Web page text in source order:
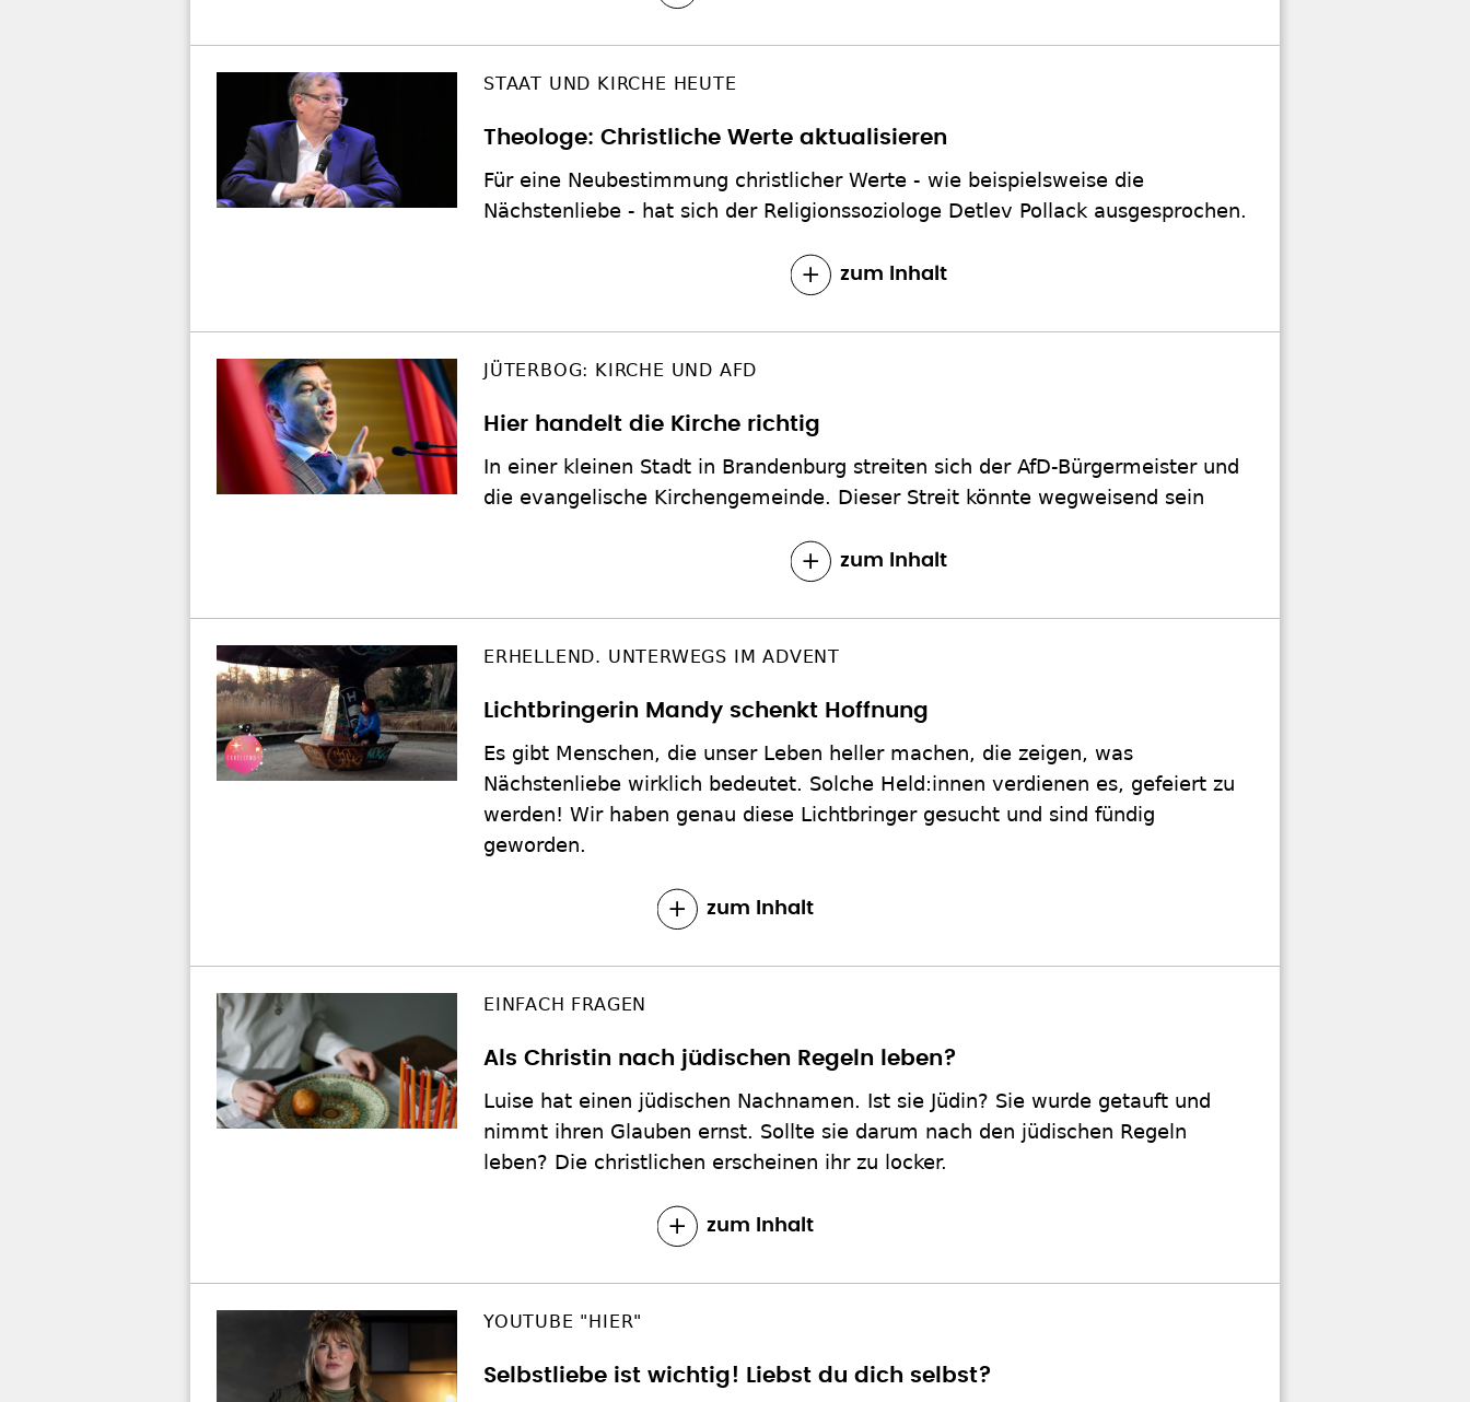
STAAT UND KIRCHE HEUTE
Theologe: Christliche Werte aktualisieren
Für eine Neubestimmung christlicher Werte - wie beispielsweise die
Nächstenliebe - hat sich der Religionssoziologe Detlev Pollack ausgesprochen.
zum Inhalt
JÜTERBOG: KIRCHE UND AFD
Hier handelt die Kirche richtig
In einer kleinen Stadt in Brandenburg streiten sich der AfD-Bürgermeister und
die evangelische Kirchengemeinde. Dieser Streit könnte wegweisend sein
zum Inhalt
ERHELLEND. UNTERWEGS IM ADVENT
Lichtbringerin Mandy schenkt Hoffnung
Es gibt Menschen, die unser Leben heller machen, die zeigen, was
Nächstenliebe wirklich bedeutet. Solche Held:innen verdienen es, gefeiert zu
werden! Wir haben genau diese Lichtbringer gesucht und sind fündig
geworden.
zum Inhalt
EINFACH FRAGEN
Als Christin nach jüdischen Regeln leben?
Luise hat einen jüdischen Nachnamen. Ist sie Jüdin? Sie wurde getauft und
nimmt ihren Glauben ernst. Sollte sie darum nach den jüdischen Regeln
leben? Die christlichen erscheinen ihr zu locker.
zum Inhalt
YOUTUBE "HIER"
Selbstliebe ist wichtig! Liebst du dich selbst?